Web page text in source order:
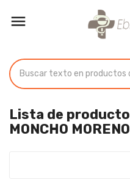

Lista de
MONCHO MORENO